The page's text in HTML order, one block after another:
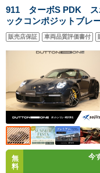
911 ターボS PDK スポー
ックコンポジットブレ
ナミックシャシーコン
ーインテリア シートヒ
トヒーター
販売店保証 車両品質評価書付
無
料
今